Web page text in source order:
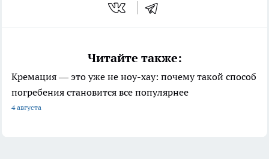
Читайте также:
Кремация — это уже не ноу-хау: почему такой способ
погребения становится все популярнее
4 августа